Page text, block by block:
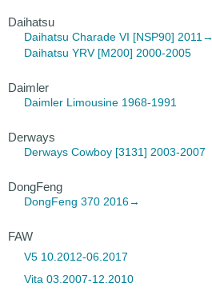
Daihatsu
Daihatsu Charade VI [NSP90] 2011→
Daihatsu YRV [M200] 2000-2005
Daimler
Daimler Limousine 1968-1991
Derways
Derways Cowboy [3131] 2003-2007
DongFeng
DongFeng 370 2016→
FAW
V5 10.2012-06.2017
Vita 03.2007-12.2010